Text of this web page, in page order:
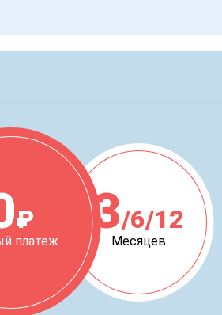
₽
платеж
3/6/12
Месяцев